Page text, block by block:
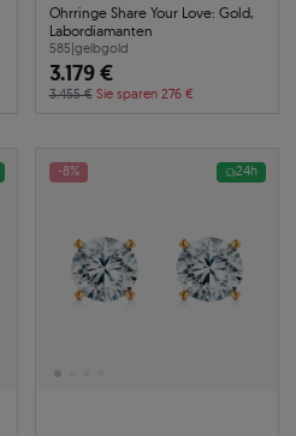
Ohrringe Share Your Love: Gold,
Labordiamanten
585|gelbgold
3.179 €
3.455 € Sie sparen 276 €
-8% 24h